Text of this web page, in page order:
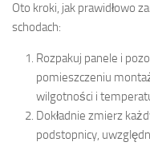
Oto kroki, jak prawidłowo
schodach:
Rozpakuj panele i
pomieszczeniu
wilgotności i
Dokładnie zmierz
podstopnicy,